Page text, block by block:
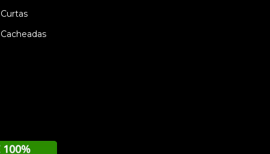
Curtas
Cacheadas